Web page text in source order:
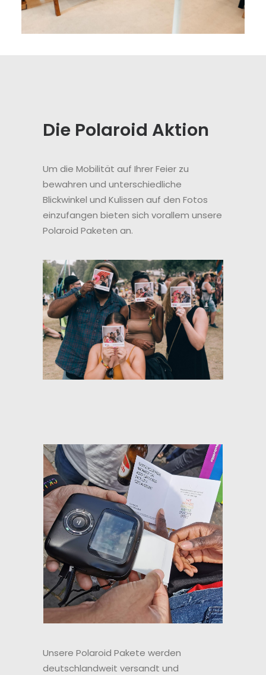
Die Polaroid Aktion
Um die Mobilität auf Ihrer Feier zu
bewahren und unterschiedliche
Blickwinkel und Kulissen auf den Fotos
einzufangen bieten sich vorallem unsere
Polaroid Paketen an.
Unsere Polaroid Pakete werden
deutschlandweit versandt und